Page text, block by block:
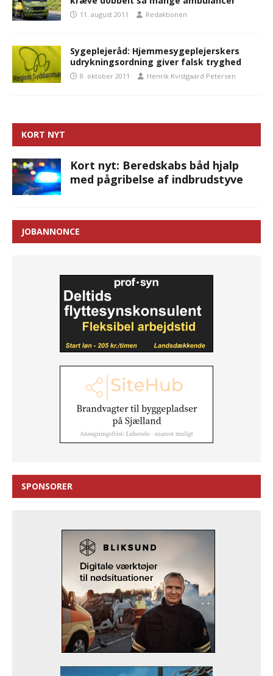
11. august 2011 Redaktionen
Sygeplejeråd: Hjemmesygeplejerskers
udrykningsordning giver falsk tryghed
8. oktober 2011 Henrik Kvistgaard Petersen
KORT NYT
Kort nyt: Beredskabs båd hjalp
med pågribelse af indbrudstyve
JOBANNONCE
SPONSORER